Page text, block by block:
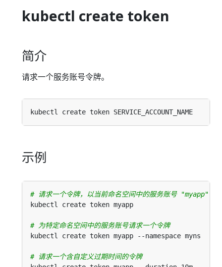
kubectl create token
简介
请求一个服务账号令牌。
示例
# 请求一个令牌，以当前命名空间中的服务账号 "myapp"
# 为特定命名空间中的服务账号请求一个令牌
# 请求一个含自定义过期时间的令牌